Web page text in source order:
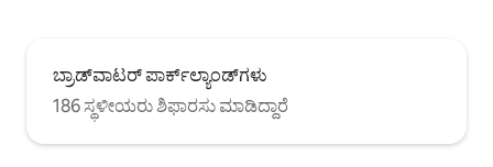
ಬ್ರಾಡ್‌ವಾಟರ್ ಪಾರ್ಕ್‌ಲ್ಯಾಂಡ್‌ಗಳು
186 ಸ್ಥಳೀಯರು ಶಿಫಾರಸು ಮಾಡಿದ್ದಾರೆ